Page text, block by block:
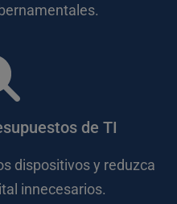
de TI
dispositivos y reduzca
innecesarios.